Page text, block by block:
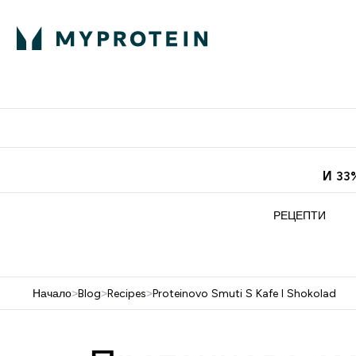
И
РЕЦЕПТИ
Начало>Blog>Recipes>Proteinovo Smuti S Kafe I Shokolad